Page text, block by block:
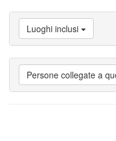
Luoghi inclusi
Persone collegate a